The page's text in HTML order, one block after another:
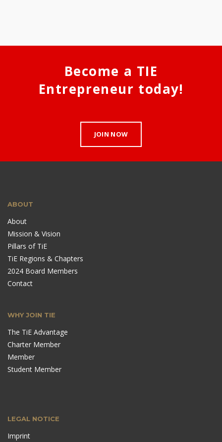
Become a TIE
Entrepreneur today!
JOIN NOW
ABOUT
About
Mission & Vision
Pillars of TiE
TiE Regions & Chapters
2024 Board Members
Contact
WHY JOIN TIE
The TiE Advantage
Charter Member
Member
Student Member
LEGAL NOTICE
Imprint